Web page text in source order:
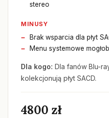
stereo
MINUSY
Brak wsparcia dla płyt
Menu systemowe
Dla kogo: Dla fanów Blu-
kolekcjonują płyt SACD.
4800 zł